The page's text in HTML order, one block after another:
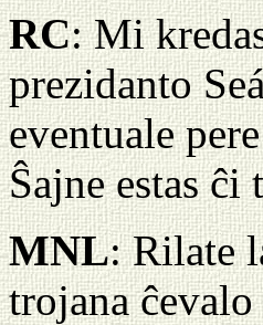
RC: Mi
prezidanto
eventuale
Ŝajne estas
MNL: Rilate
trojana